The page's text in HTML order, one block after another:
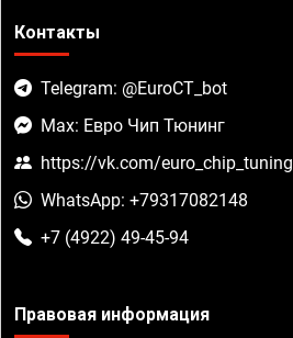
Контакты
Telegram: @EuroCT_bot
Max: Евро Чип Тюнинг
https://vk.com/euro_chip_tuning
WhatsApp: +79317082148
+7 (4922) 49-45-94
Правовая информация